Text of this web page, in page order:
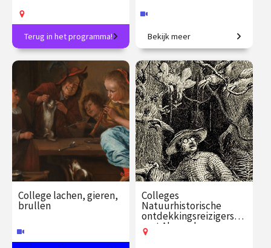
Elke week een verrassend
onderwerp en inclusief
€ 24.50
vanaf 11
aug.
Op locatie
Terug in het programma!
De gelukkige klas.
€ 35.00
vanaf 23
aug.
Online
Bekijk meer
College lachen, gieren,
brullen
Colleges
Natuurhistorische
ontdekkingsreizigers
met Alexander
Reeuwijk